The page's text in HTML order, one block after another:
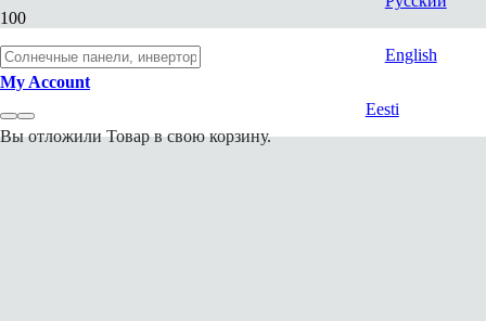
English
Eesti
My Account
Вы отложилиТоварв свою корзину.